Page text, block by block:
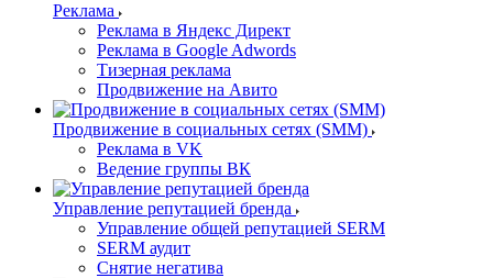
Реклама
Реклама в Яндекс Директ
Реклама в Google Adwords
Тизерная реклама
Продвижение на Авито
Продвижение в социальных сетях (SMM)
Реклама в VK
Ведение группы ВК
Управление репутацией бренда
Управление общей репутацией SERM
SERM аудит
Снятие негатива